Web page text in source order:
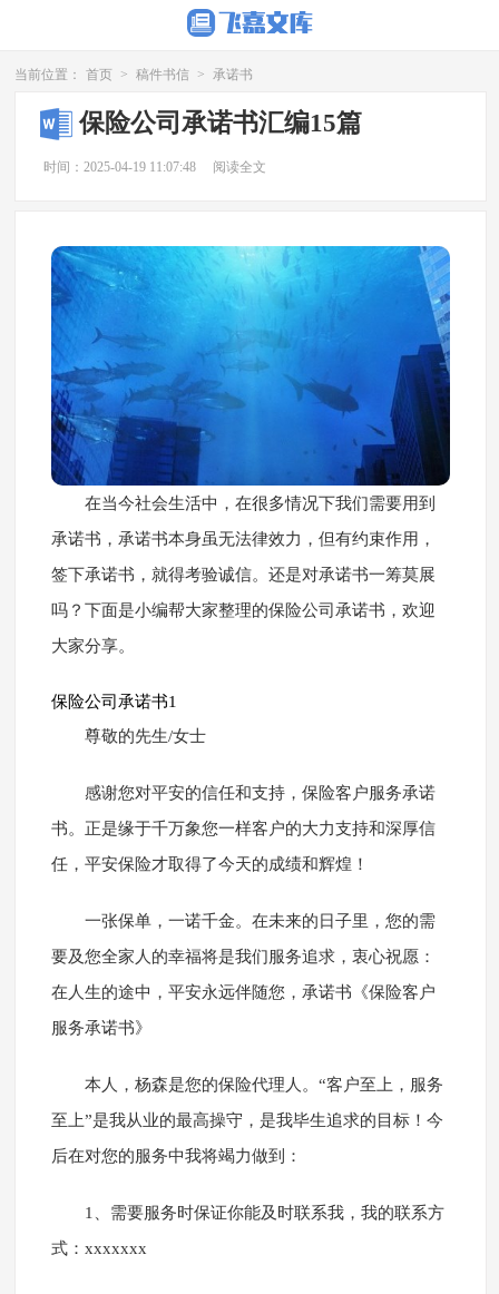
当前位置： 首页 > 稿件书信 > 承诺书
保险公司承诺书汇编15篇
时间：2025-04-19 11:07:48 阅读全文
在当今社会生活中，在很多情况下我们需要用到
承诺书，承诺书本身虽无法律效力，但有约束作用，
签下承诺书，就得考验诚信。还是对承诺书一筹莫展
吗？下面是小编帮大家整理的保险公司承诺书，欢迎
大家分享。
保险公司承诺书1
尊敬的先生/女士
感谢您对平安的信任和支持，保险客户服务承诺
书。正是缘于千万象您一样客户的大力支持和深厚信
任，平安保险才取得了今天的成绩和辉煌！
一张保单，一诺千金。在未来的日子里，您的需
要及您全家人的幸福将是我们服务追求，衷心祝愿：
在人生的途中，平安永远伴随您，承诺书《保险客户
服务承诺书》
本人，杨森是您的保险代理人。“客户至上，服务
至上”是我从业的最高操守，是我毕生追求的目标！今
后在对您的服务中我将竭力做到：
1、需要服务时保证你能及时联系我，我的联系方
式：xxxxxxx